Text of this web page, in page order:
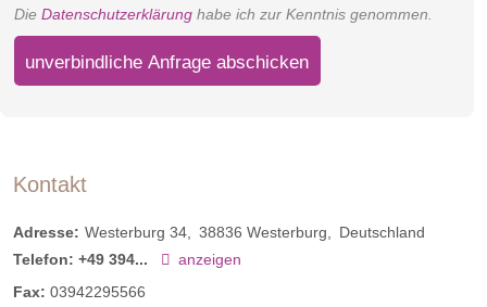
Die Datenschutzerklärung habe ich zur Kenntnis genommen.
unverbindliche Anfrage abschicken
Kontakt
Adresse: Westerburg 34 38836 Westerburg
Deutschland
Telefon: +49 394...
anzeigen
Fax: 03942295566